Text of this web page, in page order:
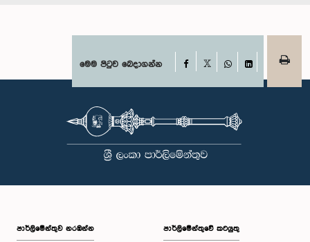
මෙම පිටුව බෙදාගන්න Facebook
WhatsAppLinkedIn
පාර්ලි‌මේන්තුව නරඹන්න පාර්ලිමේන්තුවේ කටයුතු